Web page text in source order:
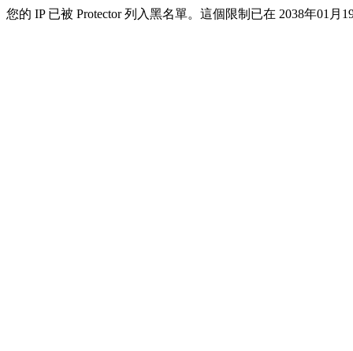
您的 IP 已被 Protector 列入黑名單。這個限制已在 2038年01月